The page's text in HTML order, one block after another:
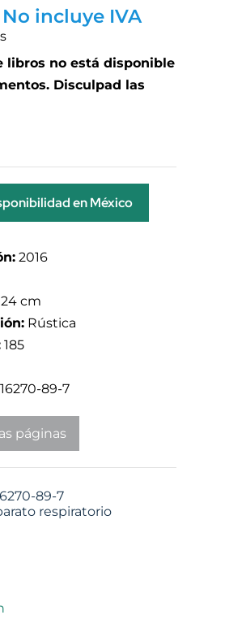
No incluye IVA
libros no está disponible
Disculpad las
en México
2016
24 cm
Rústica
185
89-7
páginas
89-7
respiratorio